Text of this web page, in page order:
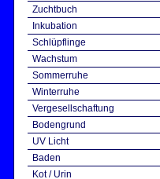
Zuchtbuch
Inkubation
Schlüpflinge
Wachstum
Sommerruhe
Winterruhe
Vergesellschaftung
Bodengrund
UV Licht
Baden
Kot / Urin